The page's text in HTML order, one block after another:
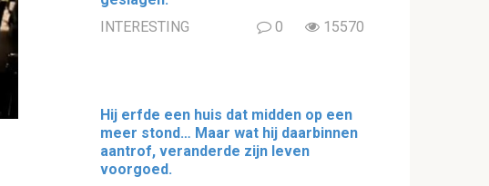
INTERESTING
0 15570
Hij erfde een huis dat midden op een
meer stond… Maar wat hij daarbinnen
aantrof, veranderde zijn leven
voorgoed.